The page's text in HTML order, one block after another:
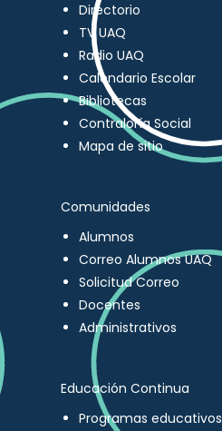
Directorio
TV UAQ
Radio UAQ
Calendario Escolar
Bibliotecas
Contraloría Social
Mapa de sitio
Comunidades
Alumnos
Correo Alumnos UAQ
Solicitud Correo
Docentes
Administrativos
Educación Continua
Programas educativos